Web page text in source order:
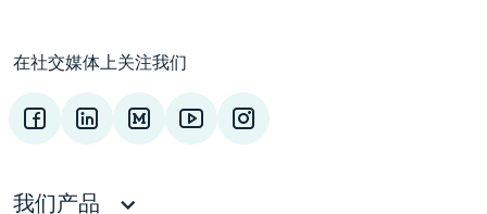
在社交媒体上关注我们
我们产品